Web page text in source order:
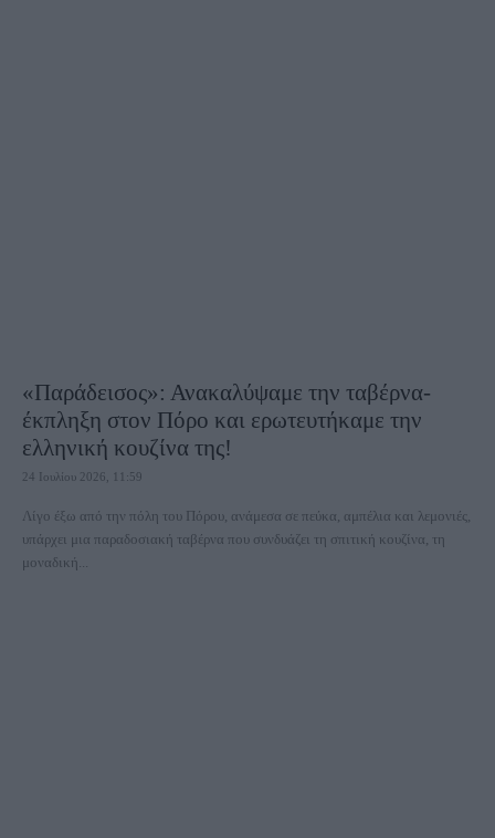
«Παράδεισος»: Ανακαλύψαμε την ταβέρνα-
έκπληξη στον Πόρο και ερωτευτήκαμε την
ελληνική κουζίνα της!
24 Ιουλίου 2026, 11:59
Λίγο έξω από την πόλη του Πόρου, ανάμεσα σε πεύκα, αμπέλια και λεμονιές,
υπάρχει μια παραδοσιακή ταβέρνα που συνδυάζει τη σπιτική κουζίνα, τη
μοναδική...